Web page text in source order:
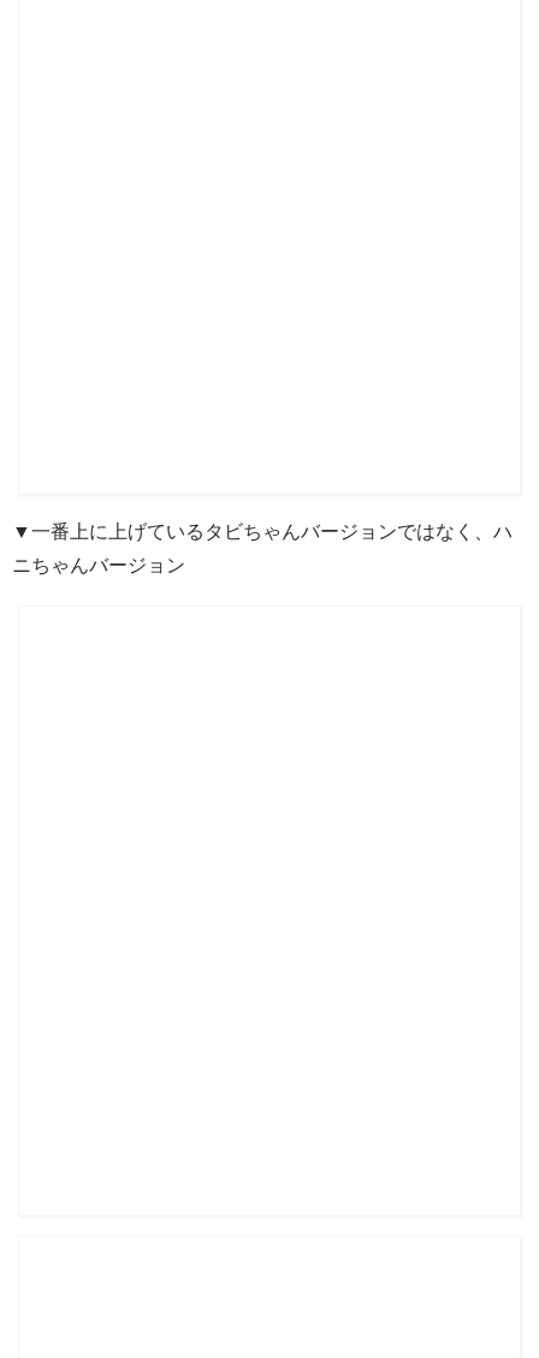
▼一番上に上げているタビちゃんバージョンではなく、ハ
ニちゃんバージョン